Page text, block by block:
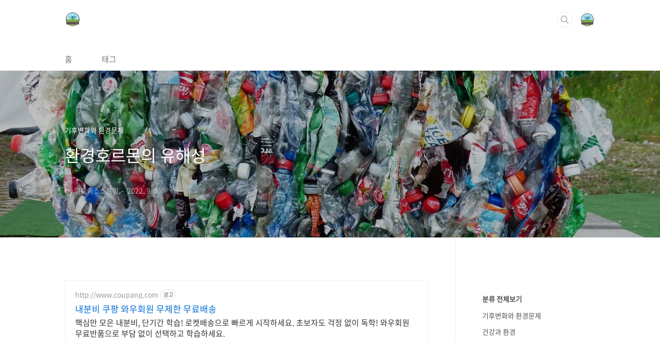
홈 태그
기후변화와 환경문제
환경호르몬의 유해성
by 얼웨이스스프링 2022. 9. 5.
http://www.coupang.com 광고
내분비 쿠팡 와우회원 무제한 무료배송
핵심만 모은 내분비, 단기간 학습! 로켓배송으로 빠르게 시작하세요. 초보자도 걱정 없이 독학! 와우회원
무료반품으로 부담 없이 선택하고 학습하세요.
분류 전체보기
기후변화와 환경문제
건강과 환경